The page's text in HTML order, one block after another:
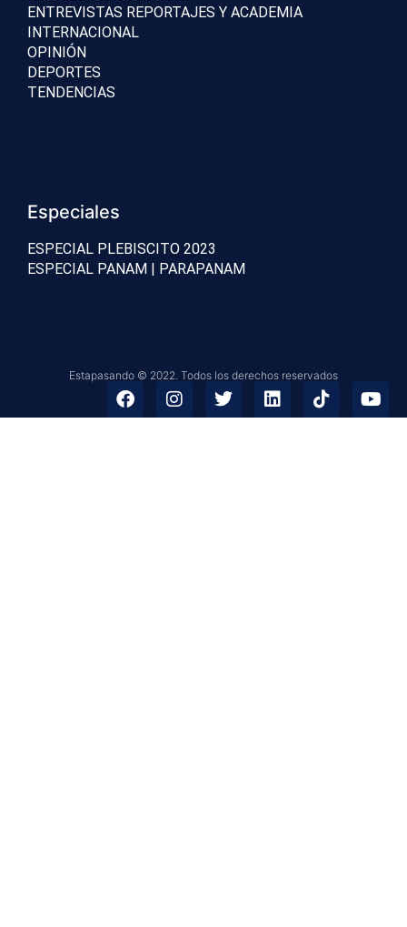
ENTREVISTAS REPORTAJES Y ACADEMIA
INTERNACIONAL
OPINIÓN
DEPORTES
TENDENCIAS
Especiales
ESPECIAL PLEBISCITO 2023
ESPECIAL PANAM | PARAPANAM
Estapasando © 2022. Todos los derechos reservados